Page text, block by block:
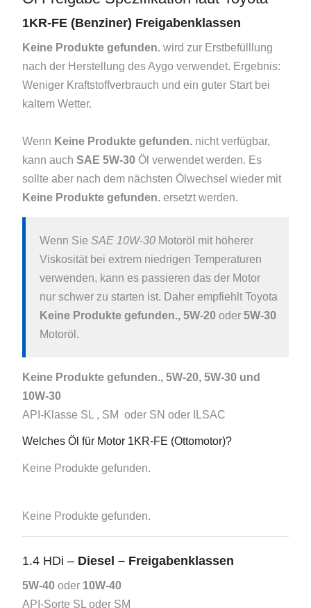
1KR-FE (Benziner) Freigabenklassen
Keine Produkte gefunden.wird zur Erstbefülllung
nach der Herstellung des Aygo verwendet. Ergebnis:
Weniger Kraftstoffverbrauch und ein guter Start bei
kaltem Wetter.
Wenn Keine Produkte gefunden. nicht verfügbar,
kann auch SAE 5W-30 Öl verwendet werden. Es
sollte aber nach dem nächsten Ölwechsel wieder mit
Keine Produkte gefunden.ersetzt werden.
Wenn Sie SAE 10W-30Motoröl mit höherer
Viskosität bei extrem niedrigen Temperaturen
verwenden, kann es passieren das der Motor
nur schwer zu starten ist. Daher empfiehlt Toyota
Keine Produkte gefunden., 5W-20oder 5W-30
Motoröl.
Keine Produkte gefunden., 5W-20, 5W-30 und
10W-30
API-Klasse SL , SM oder SN oder ILSAC
Welches Öl für Motor 1KR-FE (Ottomotor)?
Keine Produkte gefunden.
Keine Produkte gefunden.
1.4 HDi – Diesel – Freigabenklassen
5W-40oder 10W-40
API-Sorte SL oder SM